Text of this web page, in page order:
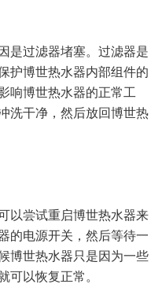
是过滤器堵塞。过滤器是
护博世热水器内部组件的
响博世热水器的正常工
洗干净，然后放回博世热
以尝试重启博世热水器来
的电源开关，然后等待一
博世热水器只是因为一些
可以恢复正常。